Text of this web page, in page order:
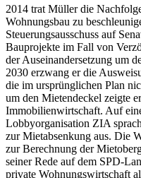
2014 trat Müller die
Wohnungsbau zu
Steuerungsausschuss auf
Bauprojekte im Fall von
der Auseinandersetzung um
2030 erzwang er die
die im ursprünglichen Plan
um den Mietendeckel zeigte
Immobilienwirtschaft. Auf
Lobbyorganisation ZIA
zur Mietabsenkung aus. Die
zur Berechnung der
seiner Rede auf dem SPD-
private Wohnungswirtschaft